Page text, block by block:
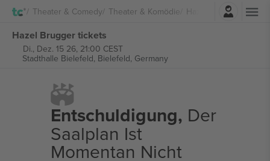
Theater & Comedy Theater & Komödie Hazel Brugger
Einloggen
Hazel Brugger tickets
Di., Dez. 15 26, 21:00 CEST
Stadthalle Bielefeld, Bielefeld, Germany
Entschuldigung, Der
Saalplan Ist
Momentan Nicht